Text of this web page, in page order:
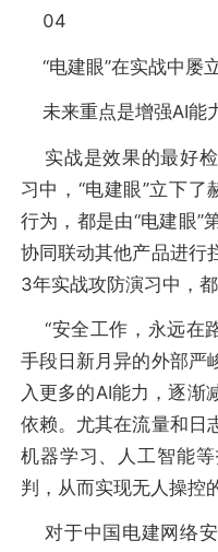
04
“电建眼”在实战中屡
未来重点是增强AI能
实战是效果的最好检
习中，“电建眼”立下
行为，都是由“电建眼”
协同联动其他产品进行
3年实战攻防演习中，
“安全工作，永远在
手段日新月异的外部严
入更多的AI能力，逐渐
依赖。尤其在流量和日
机器学习、人工智能
判，从而实现无人操控
对于中国电建网络安